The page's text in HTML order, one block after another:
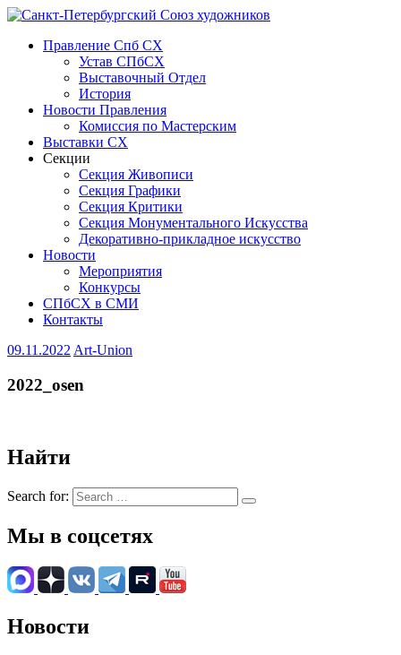
Правление Спб СХ
Устав СПбСХ
Выставочный Отдел
История
Новости Правления
Комиссия по Мастерским
Выставки СХ
Секции
Секция Живописи
Секция Графики
Секция Критики
Секция Монументального Искусства
Декоративно-прикладное искусство
Новости
Мероприятия
Конкурсы
СПбСХ в СМИ
Контакты
09.11.2022 Art-Union
2022_osen
Найти
Search for:
Мы в соцсетях
Новости